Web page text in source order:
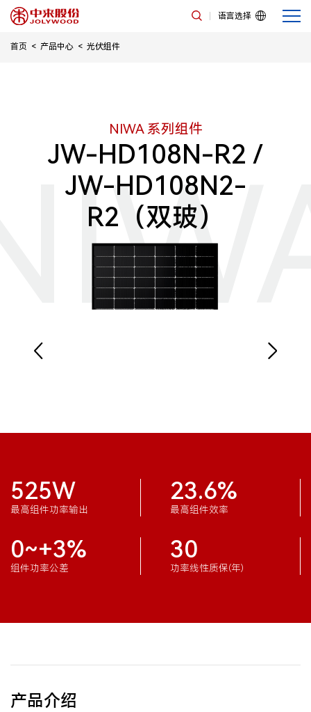
语言选择
首页 产品中心 光伏组件
NIWA 系列组件
JW-HD108N-R2 /
JW-HD108N2-
R2（双玻）
525W
最高组件功率输出
23.6%
最高组件效率
0~+3%
组件功率公差
30
功率线性质保(年)
产品介绍